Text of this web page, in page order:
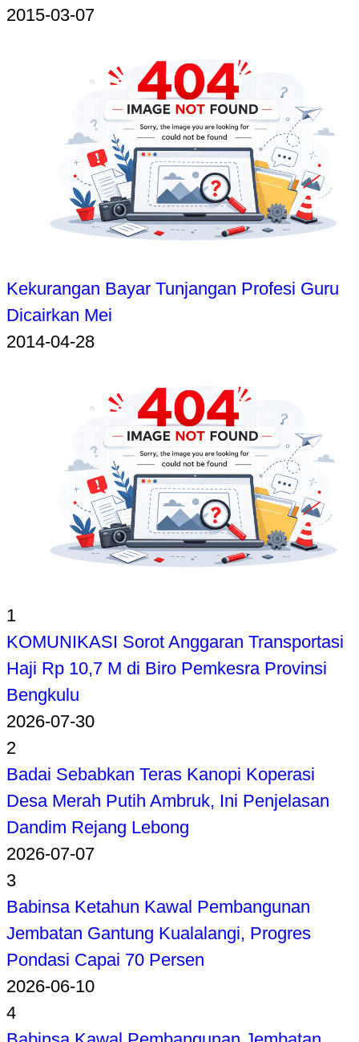
2015-03-07
Kekurangan Bayar Tunjangan Profesi Guru
Dicairkan Mei
2014-04-28
1
KOMUNIKASI Sorot Anggaran Transportasi
Haji Rp 10,7 M di Biro Pemkesra Provinsi
Bengkulu
2026-07-30
2
Badai Sebabkan Teras Kanopi Koperasi
Desa Merah Putih Ambruk, Ini Penjelasan
Dandim Rejang Lebong
2026-07-07
3
Babinsa Ketahun Kawal Pembangunan
Jembatan Gantung Kualalangi, Progres
Pondasi Capai 70 Persen
2026-06-10
4